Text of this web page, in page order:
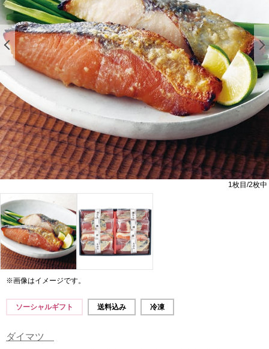
前の画像を表示する
1枚目/2枚中
※画像はイメージです。
ソーシャルギフト 送料込み 冷凍
ダイマツ